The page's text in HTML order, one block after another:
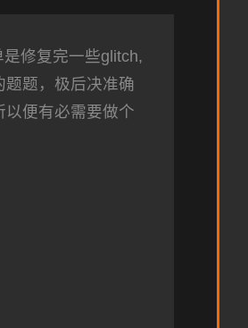
修复完一些glitch,
题，极后决准确
便有必需要做个